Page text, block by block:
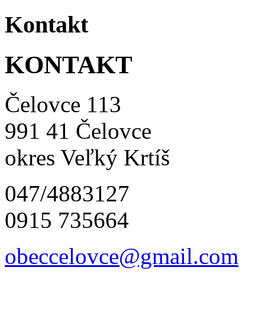
Kontakt
KONTAKT
Čelovce 113
991 41 Čelovce
okres Veľký Krtíš
047/4883127
0915 735664
obeccelovce@gmail.com